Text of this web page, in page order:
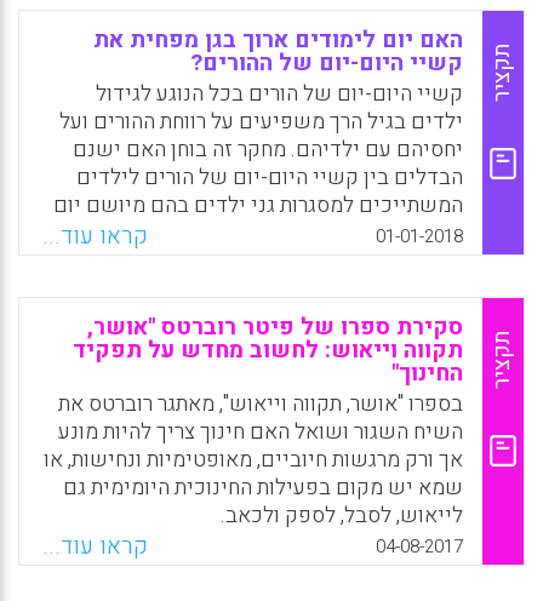
תקציר
האם יום לימודים ארוך בגן מפחית את
קשיי היום-יום של ההורים?
קשיי היום-יום של הורים בכל הנוגע לגידול
ילדים בגיל הרך משפיעים על רווחת ההורים ועל
יחסיהם עם ילדיהם. מחקר זה בוחן האם ישנם
הבדלים בין קשיי היום-יום של הורים לילדים
המשתייכים למסגרות גני ילדים בהם מיושם יום
לימודים קצר לעומת מסגרות בהם מיושם יום
לימודים ארוך. החוקרים שיערו שהורים לילדים
השוהים זמן רב יותר בגן יחוו פחות קשיים
הקשורים לחינוך וטיפול בילדיהם, אך המסקנה
הכללית אליה הגיעו היא שאין כך הדבר. הורים
לילדים במסגרות של יום לימודים קצר או ארוך
דווחו על רמות דומות של קשיי יום-יום.
WhatsApp
Facebook
Email
X
01-01-2018 קראו עוד...
תקציר
סקירת ספרו של פיטר רוברטס "אושר,
תקווה וייאוש: לחשוב מחדש על תפקיד
החינוך"
בספרו "אושר, תקווה וייאוש", מאתגר רוברטס את
השיח השגור ושואל האם חינוך צריך להיות מונע
אך ורק מרגשות חיוביים, מאופטימיות ונחישות, או
שמא יש מקום בפעילות החינוכית היומימית גם
לייאוש, לסבל, לספק ולכאב.
WhatsApp
Facebook
Email
X 04-08-2017 קראו עוד...